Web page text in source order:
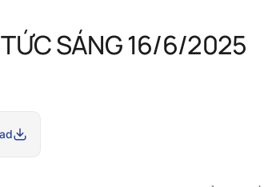
SÁNG 16/6/2025